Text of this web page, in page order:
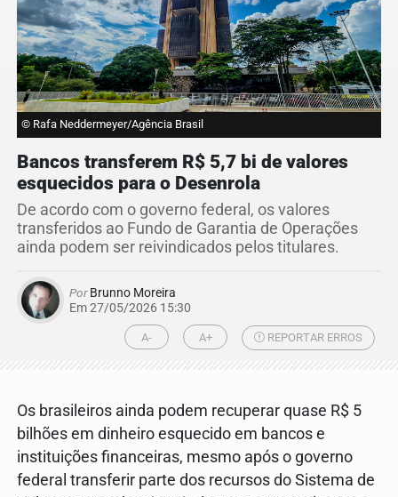
© Rafa Neddermeyer/Agência Brasil
Bancos transferem R$ 5,7 bi de valores
esquecidos para o Desenrola
De acordo com o governo federal, os valores
transferidos ao Fundo de Garantia de Operações
ainda podem ser reivindicados pelos titulares.
PorBrunno Moreira
Em 27/05/2026 15:30
A- A+ REPORTAR ERROS
Os brasileiros ainda podem recuperar quase R$ 5
bilhões em dinheiro esquecido em bancos e
instituições financeiras, mesmo após o governo
federal transferir parte dos recursos do Sistema de